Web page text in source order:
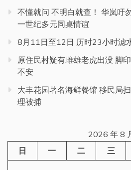
不懂就问 不明白就查！ 华岚吁
一世纪多元同桌情谊
8月11日至12日 历时23小时滤
原住民村疑有雌雄老虎出没 脚
不安
大丰花园著名海鲜餐馆 移民局
理被捕
2026 年 8
日
一 二 三